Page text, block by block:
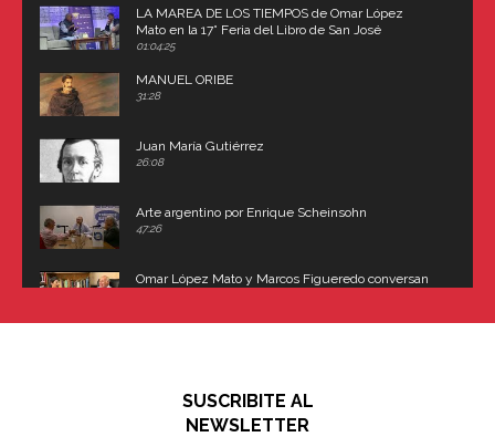
LA MAREA DE LOS TIEMPOS de Omar López
Mato en la 17° Feria del Libro de San José
(Uruguay)
01:04:25
MANUEL ORIBE
31:28
Juan María Gutiérrez
26:08
Arte argentino por Enrique Scheinsohn
47:26
Omar López Mato y Marcos Figueredo conversan
"En política, la estupidez no es una desventaja"
SUSCRIBITE AL
NEWSLETTER